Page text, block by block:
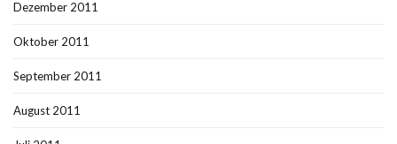
Dezember 2011
Oktober 2011
September 2011
August 2011